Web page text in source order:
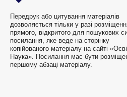
Передрук або цитування матеріалів
дозволяється тільки у разі
прямого, відкритого для пошукових
посилання, яке веде на сторінку
копійованого матеріалу на сайті
Наука». Посилання має бути
першому абзаці матеріалу.